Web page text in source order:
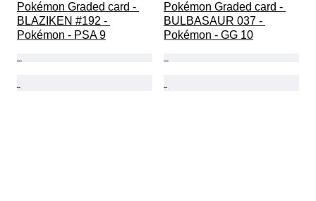
Pokémon Graded card -
BLAZIKEN #192 -
Pokémon - PSA 9
Pokémon Graded card -
BULBASAUR 037 -
Pokémon - GG 10